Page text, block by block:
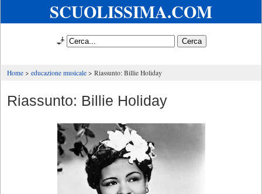
SCUOLISSIMA.COM
🧞
Home educazione musicale Riassunto: Billie Holiday
Riassunto: Billie Holiday